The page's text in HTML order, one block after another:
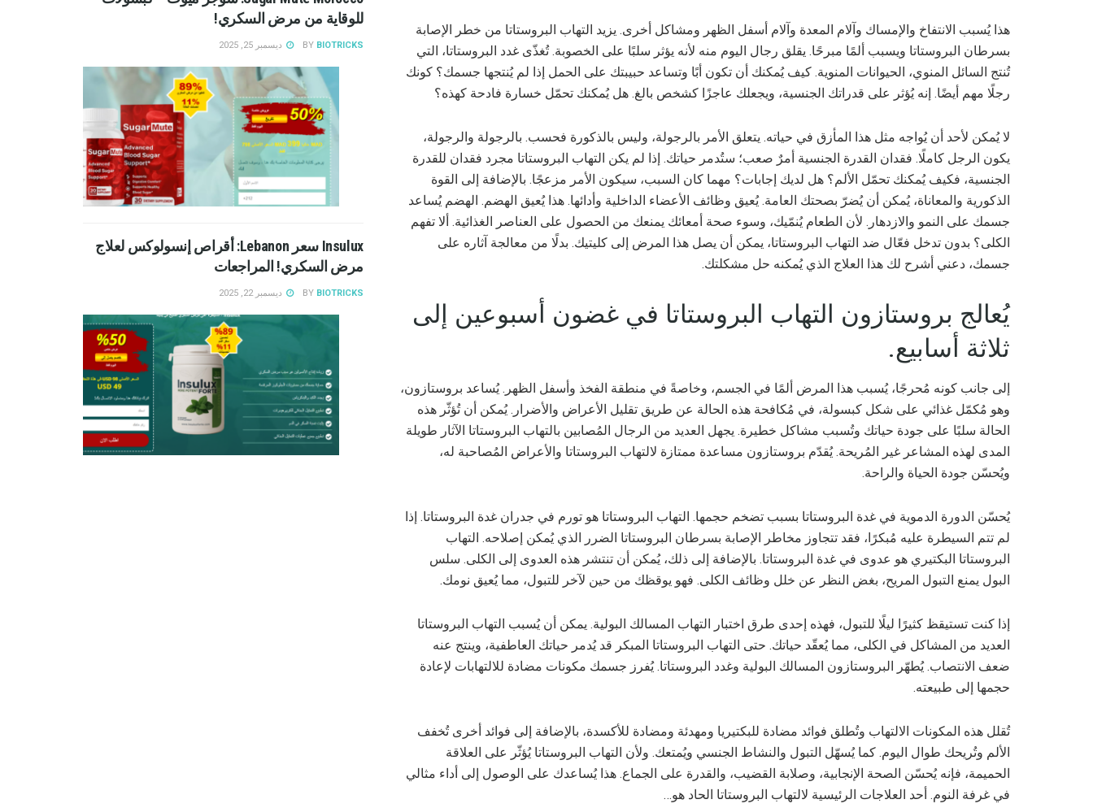
هذا يُسبب الانتفاخ والإمساك وآلام المعدة وآلام أسفل الظهر ومشاكل أخرى. يزيد التهاب البروستاتا من خطر الإصابة
بسرطان البروستاتا ويسبب ألمًا مبرحًا. يقلق رجال اليوم منه لأنه يؤثر سلبًا على الخصوبة. تُغذّى غدد البروستاتا، التي
تُنتج السائل المنوي، الحيوانات المنوية. كيف يُمكنك أن تكون أبًا وتساعد حبيبتك على الحمل إذا لم يُنتجها جسمك؟ كونك
رجلًا مهم أيضًا. إنه يُؤثر على قدراتك الجنسية، ويجعلك عاجزًا كشخص بالغ. هل يُمكنك تحمّل خسارة فادحة كهذه؟
لا يُمكن لأحد أن يُواجه مثل هذا المأزق في حياته. يتعلق الأمر بالرجولة، وليس بالذكورة فحسب. بالرجولة والرجولة،
يكون الرجل كاملًا. فقدان القدرة الجنسية أمرٌ صعب؛ ستُدمر حياتك. إذا لم يكن التهاب البروستاتا مجرد فقدان للقدرة
الجنسية، فكيف يُمكنك تحمّل الألم؟ هل لديك إجابات؟ مهما كان السبب، سيكون الأمر مزعجًا. بالإضافة إلى القوة
الذكورية والمعاناة، يُمكن أن يُضرّ بصحتك العامة. يُعيق وظائف الأعضاء الداخلية وأدائها. هذا يُعيق الهضم. الهضم يُساعد
جسمك على النمو والازدهار. لأن الطعام يُنمّيك، وسوء صحة أمعائك يمنعك من الحصول على العناصر الغذائية. ألا تفهم
الكلى؟ بدون تدخل فعّال ضد التهاب البروستاتا، يمكن أن يصل هذا المرض إلى كليتيك. بدلًا من معالجة آثاره على
جسمك، دعني أشرح لك هذا العلاج الذي يُمكنه حل مشكلتك.
يُعالج بروستازون التهاب البروستاتا في غضون أسبوعين إلى
ثلاثة أسابيع.
إلى جانب كونه مُحرجًا، يُسبب هذا المرض ألمًا في الجسم، وخاصةً في منطقة الفخذ وأسفل الظهر. يُساعد بروستازون،
وهو مُكمّل غذائي على شكل كبسولة، في مُكافحة هذه الحالة عن طريق تقليل الأعراض والأضرار. يُمكن أن تُؤثّر هذه
الحالة سلبًا على جودة حياتك وتُسبب مشاكل خطيرة. يجهل العديد من الرجال المُصابين بالتهاب البروستاتا الآثار طويلة
المدى لهذه المشاعر غير المُريحة. يُقدّم بروستازون مساعدة ممتازة لالتهاب البروستاتا والأعراض المُصاحبة له،
ويُحسّن جودة الحياة والراحة.
يُحسّن الدورة الدموية في غدة البروستاتا بسبب تضخم حجمها. التهاب البروستاتا هو تورم في جدران غدة البروستاتا. إذا
لم تتم السيطرة عليه مُبكرًا، فقد تتجاوز مخاطر الإصابة بسرطان البروستاتا الضرر الذي يُمكن إصلاحه. التهاب
البروستاتا البكتيري هو عدوى في غدة البروستاتا. بالإضافة إلى ذلك، يُمكن أن تنتشر هذه العدوى إلى الكلى. سلس
البول يمنع التبول المريح، بغض النظر عن خلل وظائف الكلى. فهو يوقظك من حين لآخر للتبول، مما يُعيق نومك.
إذا كنت تستيقظ كثيرًا ليلًا للتبول، فهذه إحدى طرق اختبار التهاب المسالك البولية. يمكن أن يُسبب التهاب البروستاتا
العديد من المشاكل في الكلى، مما يُعقّد حياتك. حتى التهاب البروستاتا المبكر قد يُدمر حياتك العاطفية، وينتج عنه
ضعف الانتصاب. يُطهّر البروستازون المسالك البولية وغدد البروستاتا. يُفرز جسمك مكونات مضادة للالتهابات لإعادة
حجمها إلى طبيعته.
تُقلل هذه المكونات الالتهاب وتُطلق فوائد مضادة للبكتيريا ومهدئة ومضادة للأكسدة، بالإضافة إلى فوائد أخرى تُخفف
الألم وتُريحك طوال اليوم. كما يُسهّل التبول والنشاط الجنسي ويُمتعك. ولأن التهاب البروستاتا يُؤثّر على العلاقة
الحميمة، فإنه يُحسّن الصحة الإنجابية، وصلابة القضيب، والقدرة على الجماع. هذا يُساعدك على الوصول إلى أداء مثالي
في غرفة النوم. أحد العلاجات الرئيسية لالتهاب البروستاتا الحاد هو…
للوقاية من مرض السكري!
BY BIOTRICKS ديسمبر 25, 2025
Insulux سعر Lebanon: أقراص إنسولوكس لعلاج
مرض السكري! المراجعات
BY BIOTRICKS ديسمبر 22, 2025